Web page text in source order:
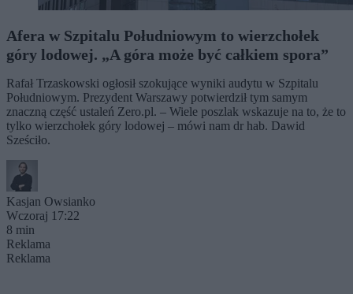
Afera w Szpitalu Południowym to wierzchołek
góry lodowej. „A góra może być całkiem spora”
Rafał Trzaskowski ogłosił szokujące wyniki audytu w Szpitalu
Południowym. Prezydent Warszawy potwierdził tym samym
znaczną część ustaleń Zero.pl. – Wiele poszlak wskazuje na to, że to
tylko wierzchołek góry lodowej – mówi nam dr hab. Dawid
Sześciło.
Kasjan Owsianko
Wczoraj 17:22
8 min
Reklama
Reklama